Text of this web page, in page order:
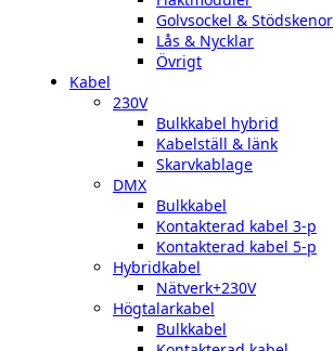
Golvsockel & Stödskenor
Lås & Nycklar
Övrigt
Kabel
230V
Bulkkabel hybrid
Kabelställ & länk
Skarvkablage
DMX
Bulkkabel
Kontakterad kabel 3-p
Kontakterad kabel 5-p
Hybridkabel
Nätverk+230V
Högtalarkabel
Bulkkabel